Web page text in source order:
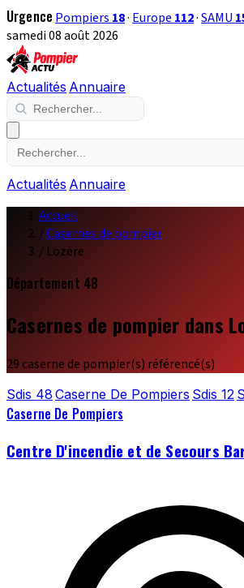
Urgence Pompiers 18· Europe 112·SAMU
samedi 08 août 2026
Actualités Annuaire
Actualités Annuaire
Accueil
/Casernes de pompier
/ Lozère
Département 48
Casernes de pompier dans
29 caserne de pompier(s) référencé(s)
Sdis 48 Caserne De Pompiers Sdis 12
Caserne De Pompiers
Centre D'incendie et de Secours